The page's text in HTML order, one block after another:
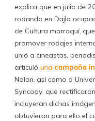
explica que en julio de
rodando en Dajla
de Cultura marroquí,
promover rodajes
unió a cineastas,
articuló una campaña
Nolan, así como a
Syncopy, que
incluyeran dichas
obtuvieran para ello el